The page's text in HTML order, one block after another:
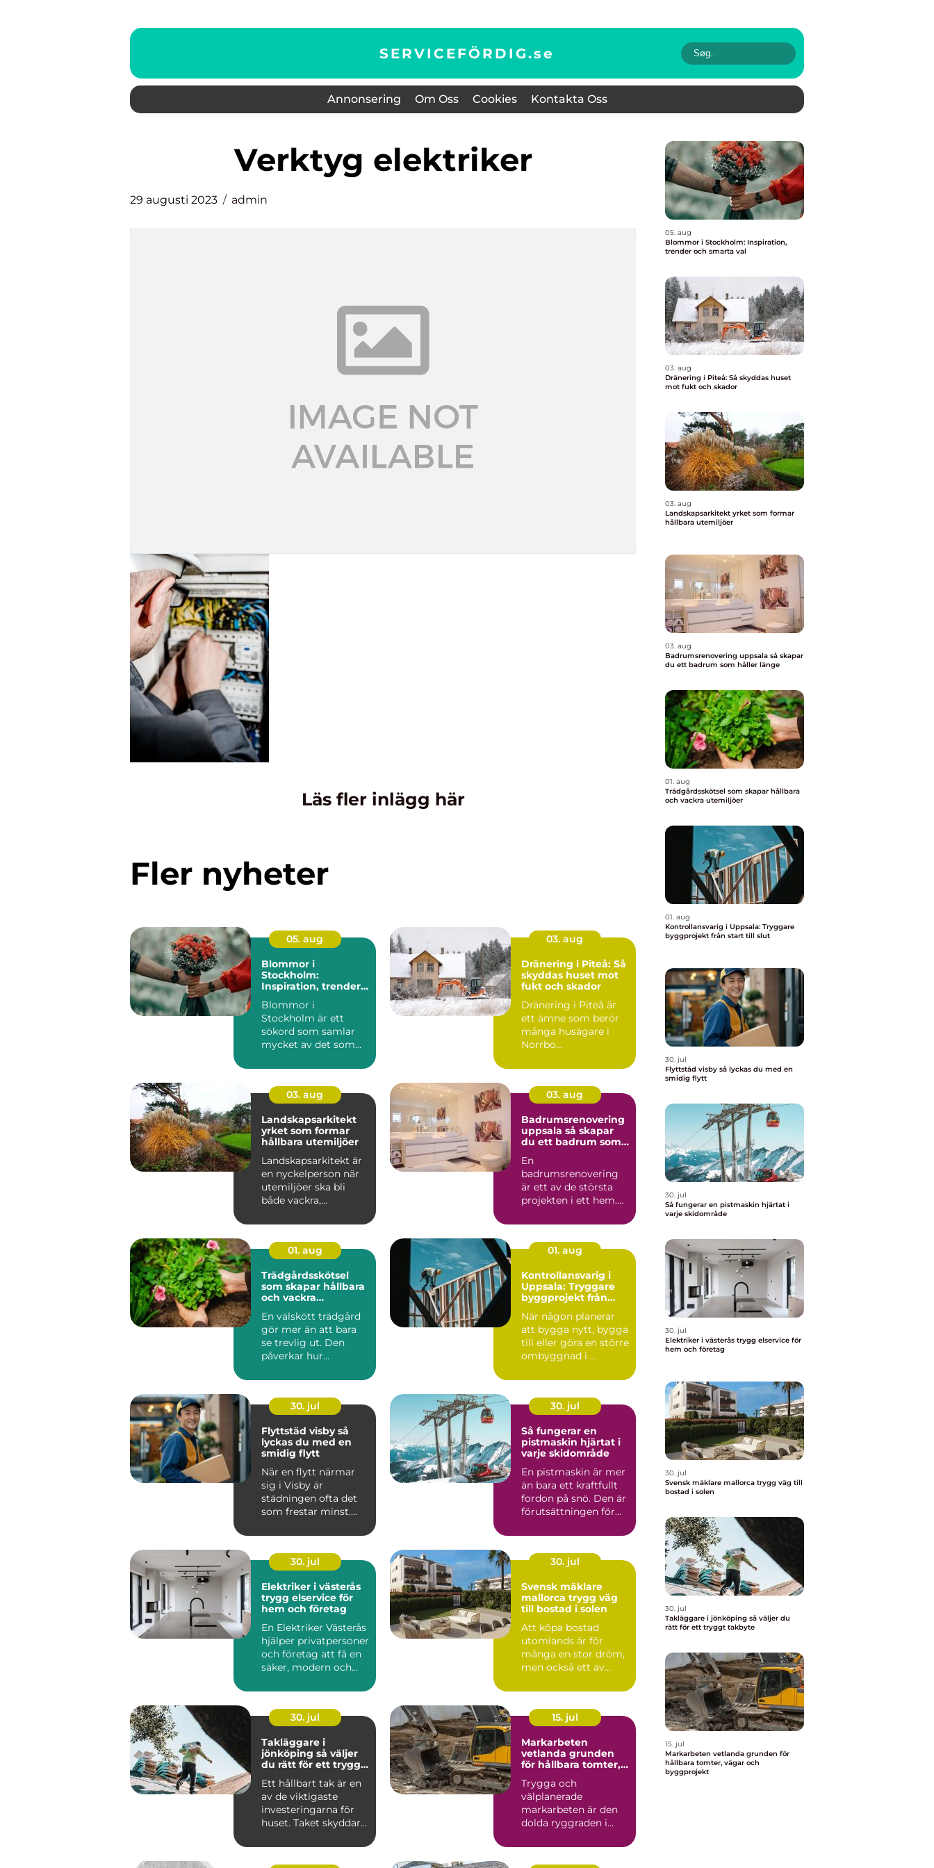
SERVICEFÖRDIG.se
Annonsering Om Oss Cookies Kontakta Oss
verktyg elektriker
29 augusti 2023 admin
Läs fler inlägg här
Fler nyheter
05. aug
Blommor i
Stockholm:
Inspiration, trender
Blommor i
Stockholm är ett
sökord som samlar
mycket av det som
levand...
03. aug
Dränering i Piteå: Så
skyddas huset mot
fukt och skador
Dränering i Piteå är
ett ämne som berör
många husägare i
Norrbo...
03. aug
Landskapsarkitekt
yrket som formar
hållbara utemiljöer
Landskapsarkitekt är
en nyckelperson när
utemiljöer ska bli
både vackra,
hållbara ö...
03. aug
Badrumsrenovering
uppsala så skapar
du ett badrum som
En
badrumsrenovering
är ett av de största
projekten i ett hem.
hög, arbetet påverk...
01. aug
Trädgårdsskötsel
som skapar hållbara
och vackra
En välskött trädgård
gör mer än att bara
se trevlig ut. Den
påverkar hur
mycket t...
01. aug
Kontrollansvarig i
Uppsala: Tryggare
byggprojekt från
När någon planerar
att bygga nytt, bygga
till eller göra en större
ombyggnad i ...
30. jul
Flyttstäd visby så
lyckas du med en
smidig flytt
När en flytt närmar
sig i Visby är
städningen ofta det
som frestar minst.
avgörande...
30. jul
Så fungerar en
pistmaskin hjärtat i
varje skidområde
En pistmaskin är mer
än bara ett kraftfullt
fordon på snö. Den är
förutsättningen för
30. jul
Elektriker i västerås
trygg elservice för
hem och företag
En Elektriker Västerås
hjälper privatpersoner
och företag att få en
säker, modern och
30. jul
Svensk mäklare
mallorca trygg väg
till bostad i solen
Att köpa bostad
utomlands är för
många en stor dröm,
men också ett av
Mallorca...
30. jul
Takläggare i
jönköping så väljer
du rätt för ett tryggt
Ett hållbart tak är en
av de viktigaste
investeringarna för
huset. Taket skyddar
15. jul
Markarbeten
vetlanda grunden
för hållbara tomter,
byggprojekt
Trygga och
välplanerade
markarbeten är den
dolda ryggraden i
När en tomt ska
beby...
05. aug
Blommor i Stockholm: Inspiration,
trender och smarta val
03. aug
Dränering i Piteå: Så skyddas huset
mot fukt och skador
03. aug
Landskapsarkitekt yrket som formar
hållbara utemiljöer
03. aug
Badrumsrenovering uppsala så skapar
du ett badrum som håller länge
01. aug
Trädgårdsskötsel som skapar hållbara
och vackra utemiljöer
01. aug
Kontrollansvarig i Uppsala: Tryggare
byggprojekt från start till slut
30. jul
Flyttstäd visby så lyckas du med en
smidig flytt
30. jul
Så fungerar en pistmaskin hjärtat i
varje skidområde
30. jul
Elektriker i västerås trygg elservice för
hem och företag
30. jul
Svensk mäklare mallorca trygg väg till
bostad i solen
30. jul
Takläggare i jönköping så väljer du
rätt för ett tryggt takbyte
15. jul
Markarbeten vetlanda grunden för
hållbara tomter, vägar och
byggprojekt